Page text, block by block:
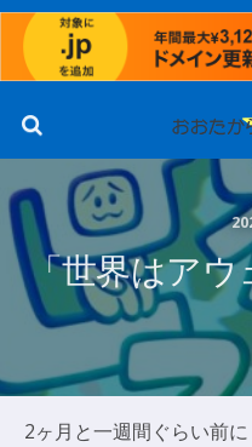
「世界はアウ
2ヶ月と一週間ぐらい前に